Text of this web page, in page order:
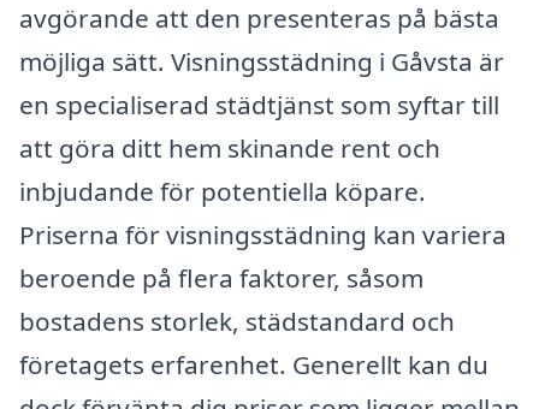
avgörande att den presenteras på bästa
möjliga sätt. Visningsstädning i Gåvsta är
en specialiserad städtjänst som syftar till
att göra ditt hem skinande rent och
inbjudande för potentiella köpare.
Priserna för visningsstädning kan variera
beroende på flera faktorer, såsom
bostadens storlek, städstandard och
företagets erfarenhet. Generellt kan du